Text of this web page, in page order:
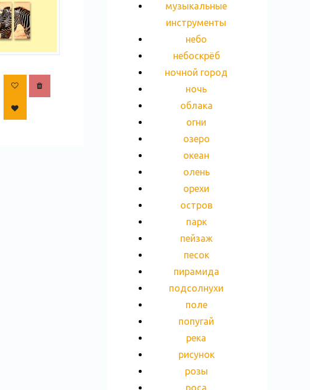
музыкальные
инструменты
небо
небоскрёб
ночной город
ночь
облака
огни
озеро
океан
олень
орехи
остров
парк
пейзаж
песок
пирамида
подсолнухи
поле
попугай
река
рисунок
розы
роса